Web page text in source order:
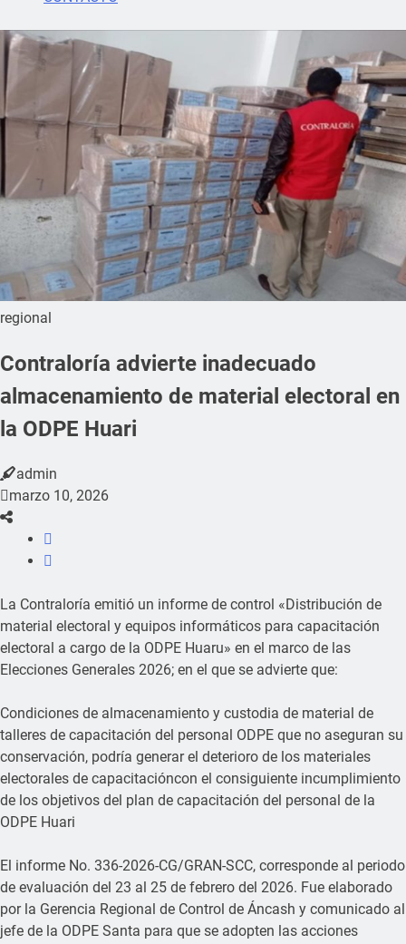
regional
Contraloría advierte inadecuado
almacenamiento de material electoral en
la ODPE Huari
admin
marzo 10, 2026
La Contraloría emitió un informe de control «Distribución de
material electoral y equipos informáticos para capacitación
electoral a cargo de la ODPE Huaru» en el marco de las
Elecciones Generales 2026; en el que se advierte que:
Condiciones de almacenamiento y custodia de material de
talleres de capacitación del personal ODPE que no aseguran su
conservación, podría generar el deterioro de los materiales
electorales de capacitacióncon el consiguiente incumplimiento
de los objetivos del plan de capacitación del personal de la
ODPE Huari
El informe No. 336-2026-CG/GRAN-SCC, corresponde al periodo
de evaluación del 23 al 25 de febrero del 2026. Fue elaborado
por la Gerencia Regional de Control de Áncash y comunicado al
jefe de la ODPE Santa para que se adopten las acciones